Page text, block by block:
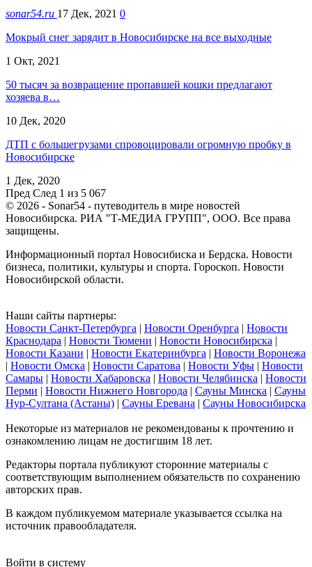
sonar54.ru 17 Дек, 2021 0
Мокрый снег зарядит в Новосибирске на все выходные
1 Окт, 2021
50 тысяч за возвращение пропавшей кошки предлагают
хозяева в…
10 Дек, 2020
ДТП с большегрузами спровоцировали огромную пробку в
Новосибирске
1 Дек, 2020
Пред След 1 из 5 067
© 2026 - Sonar54 - путеводитель в мире новостей
Новосибирска. РИА "Т-МЕДИА ГРУПП", ООО. Все права
защищены.
Информационный портал Новосибиска и Бердска. Новости
бизнеса, политики, культуры и спорта. Гороскоп. Новости
Новосибирской области.
Наши сайты партнеры:
Новости Санкт-Петербурга | Новости Оренбурга | Новости
Краснодара | Новости Тюмени | Новости Новосибирска |
Новости Казани | Новости Екатеринбурга | Новости Воронежа
| Новости Омска | Новости Саратова | Новости Уфы | Новости
Самары | Новости Хабаровска | Новости Челябинска | Новости
Перми | Новости Нижнего Новгорода | Сауны Минска | Сауны
Нур-Султана (Астаны) | Сауны Еревана | Сауны Новосибирска
Некоторые из материалов не рекомендованы к прочтению и
ознакомлению лицам не достигшим 18 лет.
Редакторы портала публикуют сторонние материалы с
соответствующим выполнением обязательств по сохранению
авторских прав.
В каждом публикуемом материале указывается ссылка на
источник правообладателя.
Войти в систему